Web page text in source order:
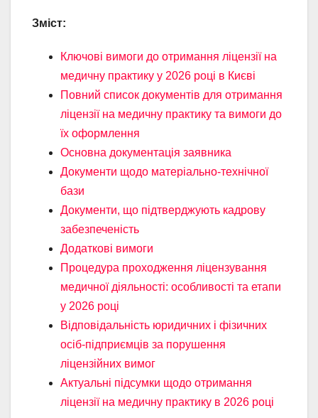
Зміст:
Ключові вимоги до отримання ліцензії на
медичну практику у 2026 році в Києві
Повний список документів для отримання
ліцензії на медичну практику та вимоги до
їх оформлення
Основна документація заявника
Документи щодо матеріально-технічної
бази
Документи, що підтверджують кадрову
забезпеченість
Додаткові вимоги
Процедура проходження ліцензування
медичної діяльності: особливості та етапи
у 2026 році
Відповідальність юридичних і фізичних
осіб-підприємців за порушення
ліцензійних вимог
Актуальні підсумки щодо отримання
ліцензії на медичну практику в 2026 році